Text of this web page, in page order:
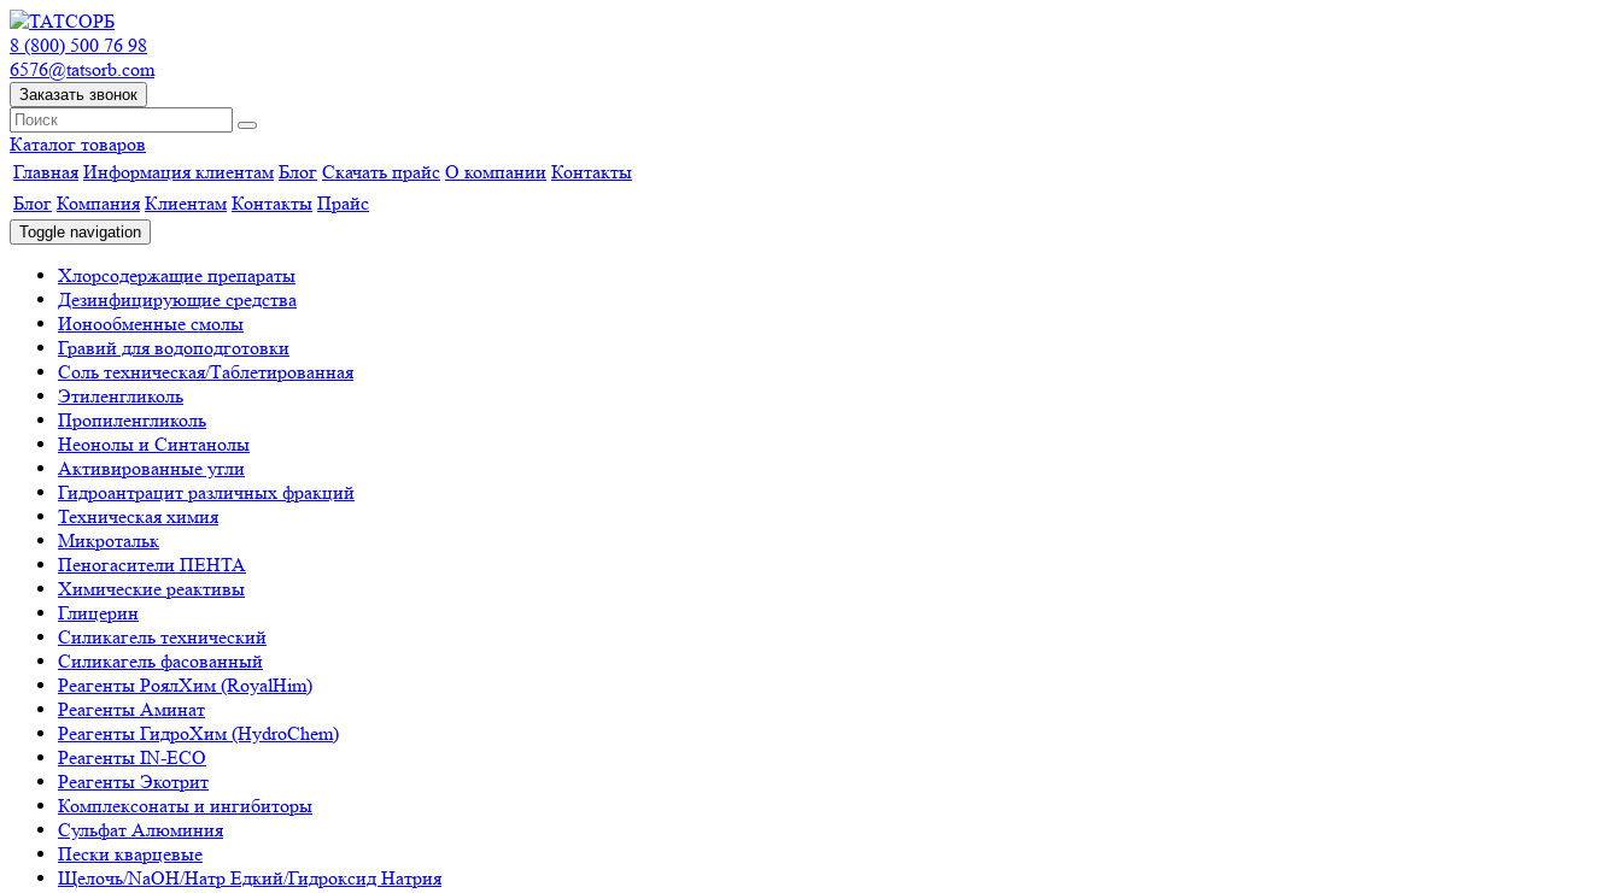
8 (800) 500 76 98
6576@tatsorb.com
Заказать звонок
Каталог товаров
Главная Информация клиентам Блог Скачать прайс О компании Контакты
Блог Компания Клиентам Контакты Прайс
Toggle navigation
Хлорсодержащие препараты
Дезинфицирующие средства
Ионообменные смолы
Гравий для водоподготовки
Соль техническая/Таблетированная
Этиленгликоль
Пропиленгликоль
Неонолы и Синтанолы
Активированные угли
Гидроантрацит различных фракций
Техническая химия
Микротальк
Пеногасители ПЕНТА
Химические реактивы
Глицерин
Силикагель технический
Силикагель фасованный
Реагенты РоялХим (RoyalHim)
Реагенты Аминат
Реагенты ГидроХим (HydroChem)
Реагенты IN-ECO
Реагенты Экотрит
Комплексонаты и ингибиторы
Сульфат Алюминия
Пески кварцевые
Щелочь/NaOH/Натр Едкий/Гидроксид Натрия